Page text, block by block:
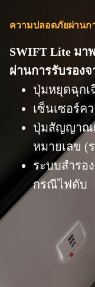
ความปลอดภัยผ่านก
SWIFT Lite ม
ผ่านการรับรอง
ปุ่มหยุดฉุกเ
เซ็นเซอร์ค
ปุ่มสัญญาณ
หมายเลข (
ระบบสำรอ
กรณีไฟดับ